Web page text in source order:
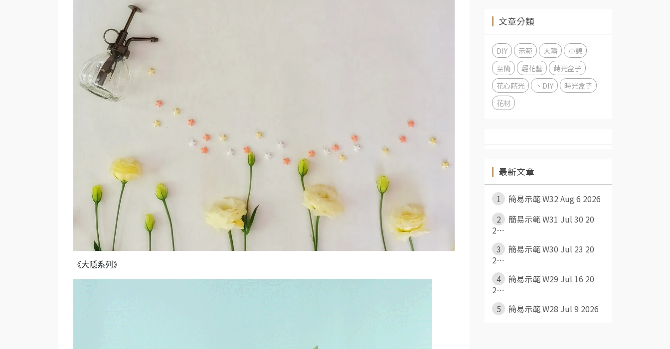
《大隱系列》
文章分類
DIY 示範 大隱
小憩
至簡
輕花藝
蒔光盒子
花心蒔光
、DIY
時光盒子
花材
最新文章
1
簡易示範 W32 Aug 6 2026
2
簡易示範 W31 Jul 30 20
2⋯
3
簡易示範 W30 Jul 23 20
2⋯
4
簡易示範 W29 Jul 16 20
2⋯
5
簡易示範 W28 Jul 9 2026